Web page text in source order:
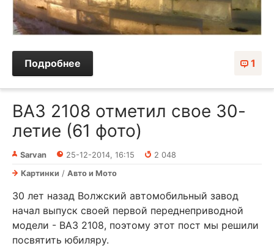
1
Подробнее
ВАЗ 2108 отметил свое 30-
летие (61 фото)
Sarvan 25-12-2014, 16:15
2 048
Картинки / Авто и Мото
30 лет назад Волжский автомобильный завод
начал выпуск своей первой переднеприводной
модели - ВАЗ 2108, поэтому этот пост мы решили
посвятить юбиляру.